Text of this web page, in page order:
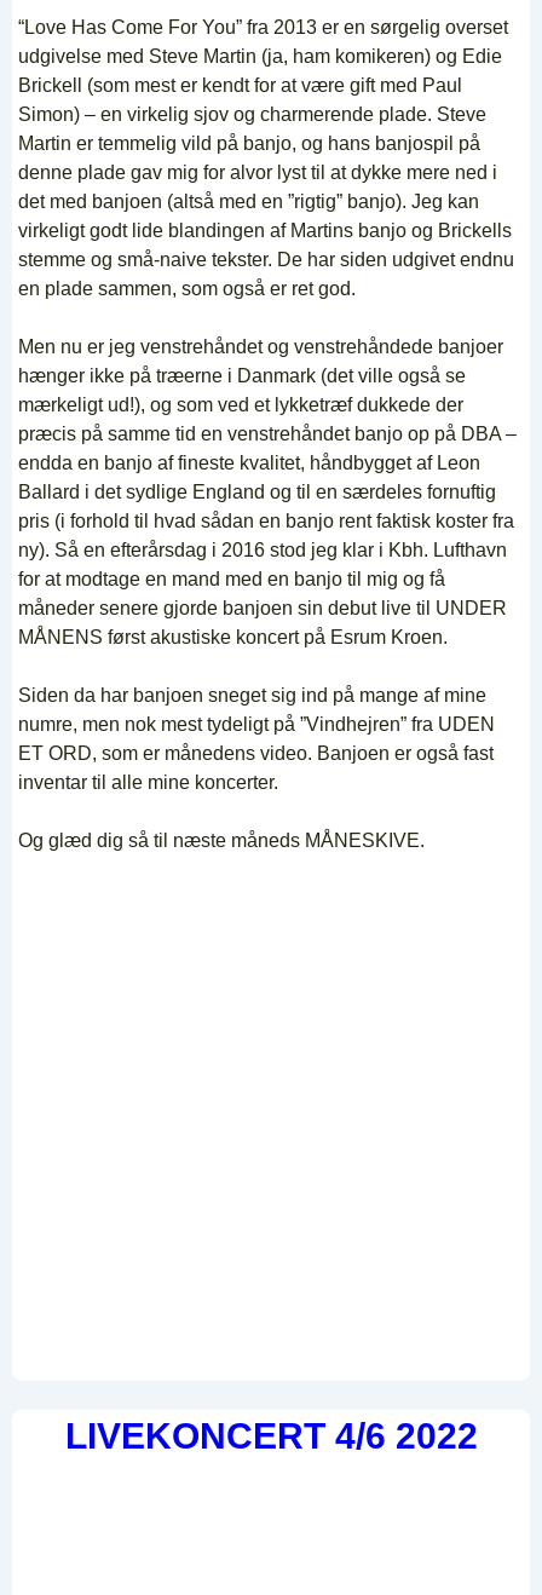
“Love Has Come For You” fra 2013 er en sørgelig overset
udgivelse med Steve Martin (ja, ham komikeren) og Edie
Brickell (som mest er kendt for at være gift med Paul
Simon) – en virkelig sjov og charmerende plade. Steve
Martin er temmelig vild på banjo, og hans banjospil på
denne plade gav mig for alvor lyst til at dykke mere ned i
det med banjoen (altså med en ”rigtig” banjo). Jeg kan
virkeligt godt lide blandingen af Martins banjo og Brickells
stemme og små-naive tekster. De har siden udgivet endnu
en plade sammen, som også er ret god.
Men nu er jeg venstrehåndet og venstrehåndede banjoer
hænger ikke på træerne i Danmark (det ville også se
mærkeligt ud!), og som ved et lykketræf dukkede der
præcis på samme tid en venstrehåndet banjo op på DBA –
endda en banjo af fineste kvalitet, håndbygget af Leon
Ballard i det sydlige England og til en særdeles fornuftig
pris (i forhold til hvad sådan en banjo rent faktisk koster fra
ny). Så en efterårsdag i 2016 stod jeg klar i Kbh. Lufthavn
for at modtage en mand med en banjo til mig og få
måneder senere gjorde banjoen sin debut live til UNDER
MÅNENS først akustiske koncert på Esrum Kroen.
Siden da har banjoen sneget sig ind på mange af mine
numre, men nok mest tydeligt på ”Vindhejren” fra UDEN
ET ORD, som er månedens video. Banjoen er også fast
inventar til alle mine koncerter.
Og glæd dig så til næste måneds MÅNESKIVE.
LIVEKONCERT 4/6 2022